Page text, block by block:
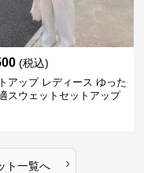
(税込)
アップ レディース ゆった
スウェットセットアップ
ト一覧へ ›